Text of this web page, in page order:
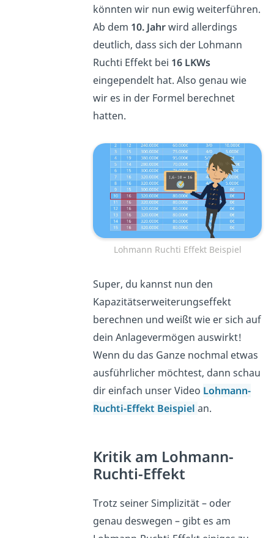
könnten wir nun ewig weiterführen.
Ab dem 10. Jahrwird allerdings
deutlich, dass sich der Lohmann
Ruchti Effekt bei 16 LKWs
eingependelt hat. Also genau wie
wir es in der Formel berechnet
hatten.
Lohmann Ruchti Effekt Beispiel
Super, du kannst nun den
Kapazitätserweiterungseffekt
berechnen und weißt wie er sich auf
dein Anlagevermögen auswirkt!
Wenn du das Ganze nochmal etwas
ausführlicher möchtest, dann schau
dir einfach unser Video Lohmann-
Ruchti-Effekt Beispielan.
Kritik am Lohmann-
Ruchti-Effekt
Trotz seiner Simplizität – oder
genau deswegen – gibt es am